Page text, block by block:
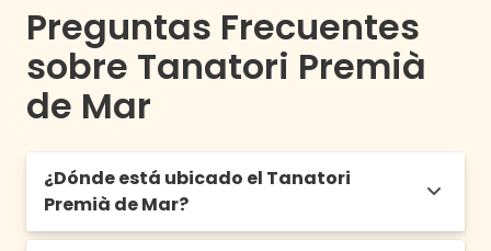
Preguntas Frecuentes
sobre Tanatori Premià
de Mar
¿Dónde está ubicado el Tanatori
Premià de Mar?